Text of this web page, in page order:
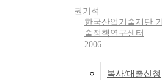
권기석
한국산업기술재단
술정책연구센터
2006
복사/대출신청